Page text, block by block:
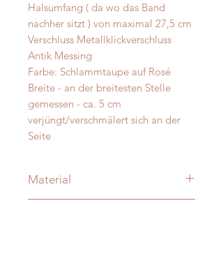
Halsumfang ( da wo das Band
nachher sitzt ) von maximal 27,5 cm
Verschluss Metallklickverschluss
Antik Messing
Farbe: Schlammtaupe auf Rosé
Breite - an der breitesten Stelle
gemessen - ca. 5 cm
verjüngt/verschmälert sich an der
Seite
Material